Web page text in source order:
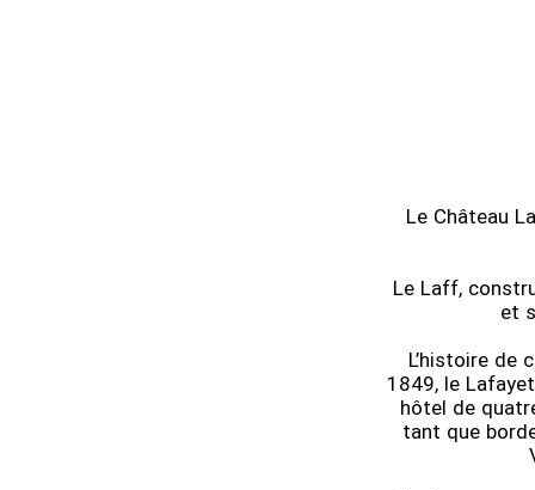
Le Château
Le Laff,
et
L’histoire de
1849, le
hôtel de
tant que